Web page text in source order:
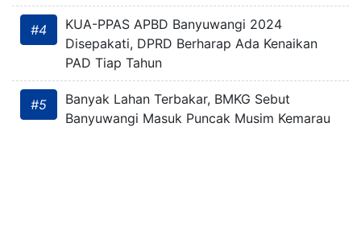
#4
KUA-PPAS APBD Banyuwangi 2024
Disepakati, DPRD Berharap Ada Kenaikan
PAD Tiap Tahun
#5
Banyak Lahan Terbakar, BMKG Sebut
Banyuwangi Masuk Puncak Musim Kemarau